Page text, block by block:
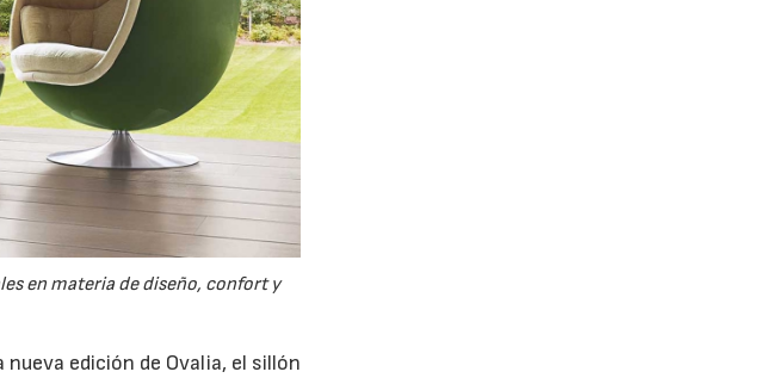
en materia de diseño, confort y
edición de Ovalia, el sillón